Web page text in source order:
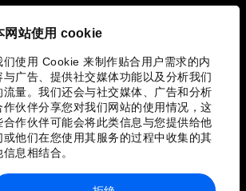
网站使用 cookie
们使用 Cookie 来制作贴合用户需求的内
与广告、提供社交媒体功能以及分析我们
流量。我们还会与社交媒体、广告和分析
作伙伴分享您对我们网站的使用情况，这
合作伙伴可能会将此类信息与您提供给他
或他们在您使用其服务的过程中收集的其
信息相结合。
Chrome-Collar Jobs
Pushing the Limits